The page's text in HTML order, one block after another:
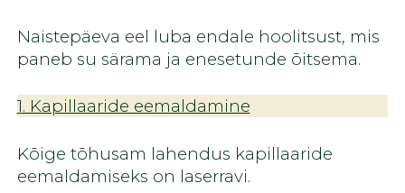
Naistepäeva eel luba endale hoolitsust, mis
paneb su särama ja enesetunde õitsema.
1. Kapillaaride eemaldamine
Kõige tõhusam lahendus kapillaaride
eemaldamiseks on laserravi.